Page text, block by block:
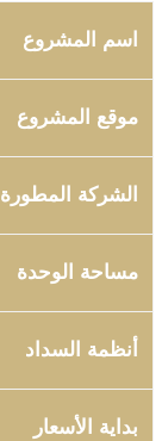
اسم المشروع
موقع المشروع
الشركة المطورة
مساحة الوحدة
أنظمة السداد
بداية الأسعار